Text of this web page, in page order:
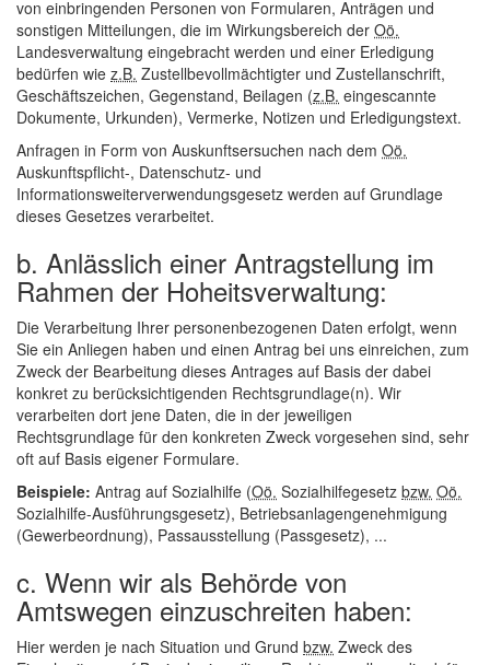
von einbringenden Personen von Formularen, Anträgen und
sonstigen Mitteilungen, die im Wirkungsbereich der Oö.
Landesverwaltung eingebracht werden und einer Erledigung
bedürfen wie z.B. Zustellbevollmächtigter und Zustellanschrift,
Geschäftszeichen, Gegenstand, Beilagen (z.B. eingescannte
Dokumente, Urkunden), Vermerke, Notizen und Erledigungstext.
Anfragen in Form von Auskunftsersuchen nach dem Oö.
Auskunftspflicht-, Datenschutz- und
Informationsweiterverwendungsgesetz werden auf Grundlage
dieses Gesetzes verarbeitet.
b. Anlässlich einer Antragstellung im
Rahmen der Hoheitsverwaltung:
Die Verarbeitung Ihrer personenbezogenen Daten erfolgt, wenn
Sie ein Anliegen haben und einen Antrag bei uns einreichen, zum
Zweck der Bearbeitung dieses Antrages auf Basis der dabei
konkret zu berücksichtigenden Rechtsgrundlage(n). Wir
verarbeiten dort jene Daten, die in der jeweiligen
Rechtsgrundlage für den konkreten Zweck vorgesehen sind, sehr
oft auf Basis eigener Formulare.
Beispiele: Antrag auf Sozialhilfe (Oö. Sozialhilfegesetz bzw. Oö.
Sozialhilfe-Ausführungsgesetz), Betriebsanlagengenehmigung
(Gewerbeordnung), Passausstellung (Passgesetz), ...
c. Wenn wir als Behörde von
Amtswegen einzuschreiten haben:
Hier werden je nach Situation und Grund bzw. Zweck des